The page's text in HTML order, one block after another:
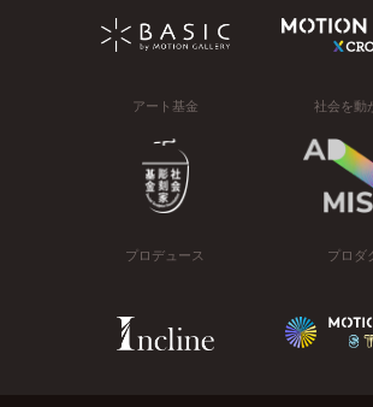
アート基金 社会を動
プロデュース プロダ